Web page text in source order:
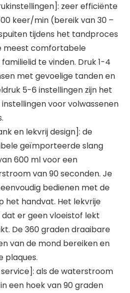
zeer efficiënte
keer/min (bereik van 30 –
tijdens het tandproces
meest comfortabele
te vinden. Druk 1-4
met gevoelige tanden en
5-6 instellingen zijn het
voor volwassenen
en lekvrij design]: de
geïmporteerde slang
600 ml voor een
van 90 seconden. Je
bedienen met de
handvat. Het lekvrije
er geen vloeistof lekt
De 360 graden draaibare
van de mond bereiken en
plaques.
als de waterstroom
een hoek van 90 graden